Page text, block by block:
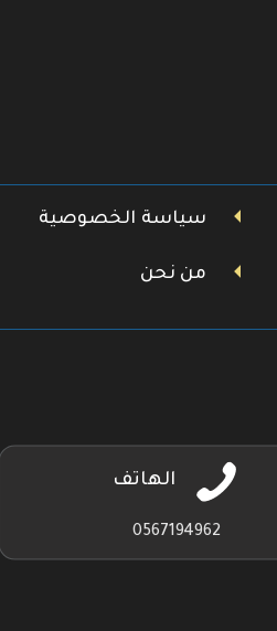
سياسة الخصوصية
من نحن
الهاتف
0567194962